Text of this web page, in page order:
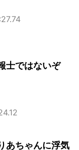
士ではないぞ
あちゃんに浮気